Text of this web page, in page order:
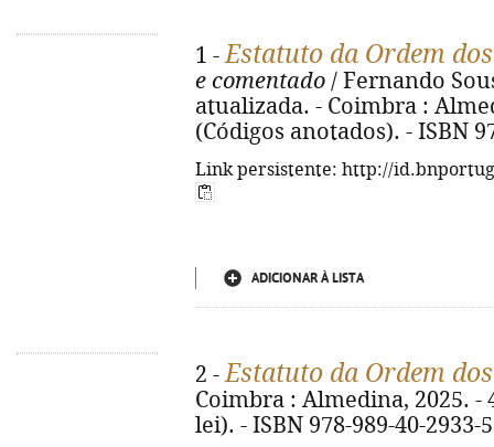
1 -Estatuto da Ordem
e comentado / Fernando
atualizada. - Coimbra :
(Códigos anotados). - ISBN
Link persistente: http://
ADICIONAR À LISTA
2 -Estatuto da Ordem
Coimbra : Almedina, 2025. -
lei). - ISBN 978-989-40-2933-5